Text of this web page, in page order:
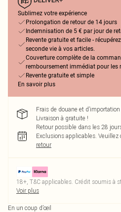
Sublimez votre expérience
Prolongation de retour de 14 jours
Indemnisation de 5 € par jour de
Revente gratuite et facile -
seconde vie à vos articles.
Couverture complète de la
remboursement immédiat pour les
Revente gratuite et simple
En savoir plus
Frais de douane et
Livraison à gratuite !
Retour possible dans les 28
Exclusions applicables. Veuillez
retour
18+, T&C applicables. Crédit soumis à
Voir plus
En un coup d’œil